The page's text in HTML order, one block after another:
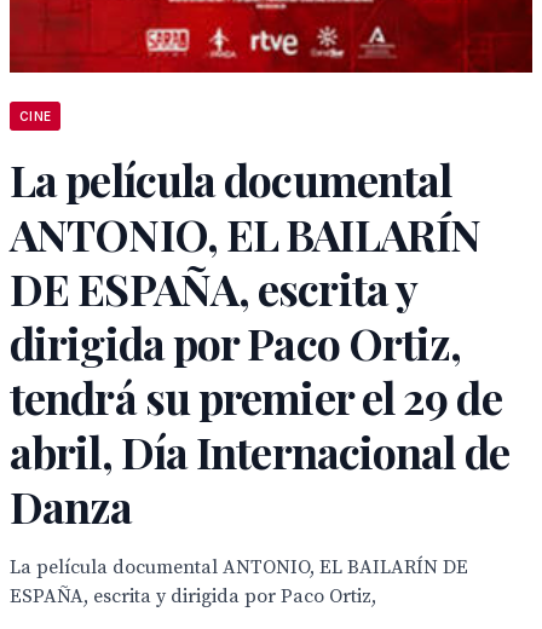
CINE
La película documental
ANTONIO, EL BAILARÍN
DE ESPAÑA, escrita y
dirigida por Paco Ortiz,
tendrá su premier el 29 de
abril, Día Internacional de
Danza
La película documental ANTONIO, EL BAILARÍN DE
ESPAÑA, escrita y dirigida por Paco Ortiz,